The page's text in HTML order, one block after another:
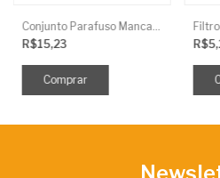
Conjunto Parafuso Mancal Niveladora 5/8X3
R$15,23